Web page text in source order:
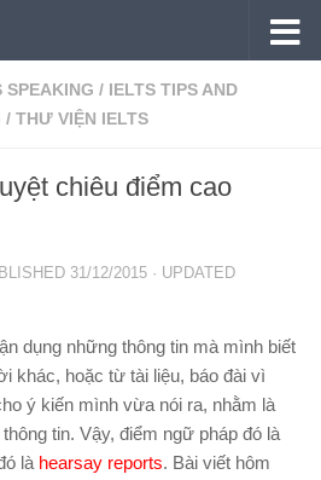
SPEAKING / IELTS TIPS AND
/ THƯ VIỆN IELTS
chiêu điểm cao
31/12/2015 · UPDATED
dụng những thông tin mà mình biết
khác, hoặc từ tài liệu, báo đài vì
ý kiến mình vừa nói ra, nhằm là
tin. Vậy, điểm ngữ pháp đó là
là hearsay reports. Bài viết hôm